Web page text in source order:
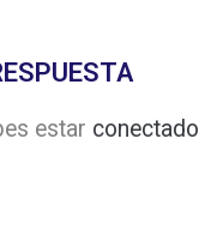
estar conectado